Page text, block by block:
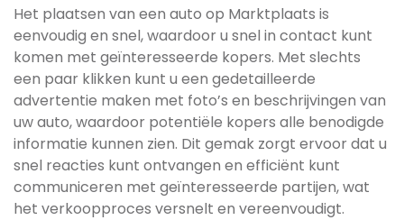
Het plaatsen van een auto op Marktplaats is
eenvoudig en snel, waardoor u snel in contact kunt
komen met geïnteresseerde kopers. Met slechts
een paar klikken kunt u een gedetailleerde
advertentie maken met foto’s en beschrijvingen van
uw auto, waardoor potentiële kopers alle benodigde
informatie kunnen zien. Dit gemak zorgt ervoor dat u
snel reacties kunt ontvangen en efficiënt kunt
communiceren met geïnteresseerde partijen, wat
het verkoopproces versnelt en vereenvoudigt.